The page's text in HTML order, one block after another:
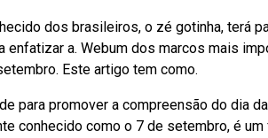
dos brasileiros, o zé gotinha, terá
a. Webum dos marcos mais
Este artigo tem como.
para promover a compreensão do dia
conhecido como o 7 de setembro, é um